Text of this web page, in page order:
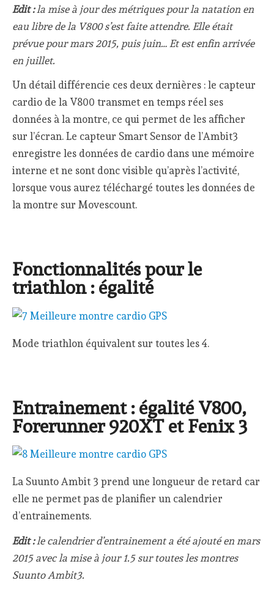
Edit :la mise à jour des métriques pour la natation en
eau libre de la V800 s’est faite attendre. Elle était
prévue pour mars 2015, puis juin… Et est enfin arrivée
en juillet.
Un détail différencie ces deux dernières : le capteur
cardio de la V800 transmet en temps réel ses
données à la montre, ce qui permet de les afficher
sur l’écran. Le capteur Smart Sensor de l’Ambit3
enregistre les données de cardio dans une mémoire
interne et ne sont donc visible qu’après l’activité,
lorsque vous aurez téléchargé toutes les données de
la montre sur Movescount.
Fonctionnalités pour le
triathlon : égalité
Mode triathlon équivalent sur toutes les 4.
Entrainement : égalité V800,
Forerunner 920XT et Fenix 3
La Suunto Ambit 3 prend une longueur de retard car
elle ne permet pas de planifier un calendrier
d’entrainements.
Edit :le calendrier d’entrainement a été ajouté en mars
2015 avec la mise à jour 1.5 sur toutes les montres
Suunto Ambit3.